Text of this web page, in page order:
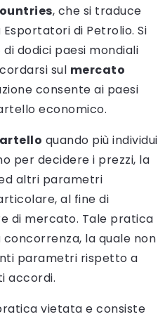
, che si traduce
di Petrolio. Si
dodici paesi mondiali
sul mercato
consente ai paesi
economico.
quando più individui
per decidere i prezzi, la
altri parametri
al fine di
di mercato. Tale pratica
la quale non
parametri rispetto a
accordi.
vietata e consiste